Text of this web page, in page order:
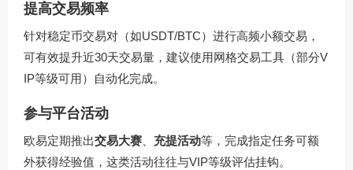
提高交易频率
针对稳定币交易对（如USDT/BTC）进行高频小额交易，
可有效提升近30天交易量，建议使用网格交易工具（部分V
IP等级可用）自动化完成。
参与平台活动
欧易定期推出交易大赛 充提活动等，完成指定任务可额
外获得经验值，这类活动往往与VIP等级评估挂钩。